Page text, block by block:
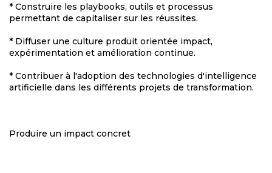
* Construire les playbooks, outils et processus
permettant de capitaliser sur les réussites.
* Diffuser une culture produit orientée impact,
expérimentation et amélioration continue.
* Contribuer à l'adoption des technologies d'intelligence
artificielle dans les différents projets de transformation.
Produire un impact concret